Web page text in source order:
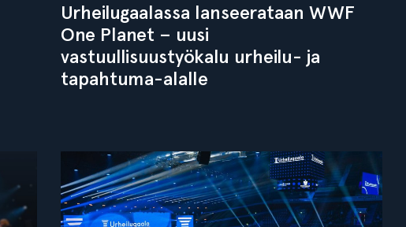
Urheilugaalassa lanseerataan WWF
One Planet – uusi
vastuullisuustyökalu urheilu- ja
tapahtuma-alalle